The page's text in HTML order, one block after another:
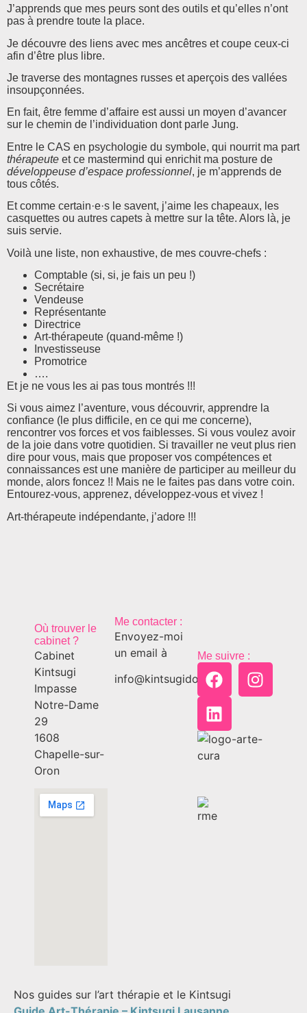
J’apprends que mes peurs sont des outils et qu’elles n’ont
pas à prendre toute la place.
Je découvre des liens avec mes ancêtres et coupe ceux-ci
afin d’être plus libre.
Je traverse des montagnes russes et aperçois des vallées
insoupçonnées.
En fait, être femme d’affaire est aussi un moyen d’avancer
sur le chemin de l’individuation dont parle Jung.
Entre le CAS en psychologie du symbole, qui nourrit ma part
thérapeute et ce mastermind qui enrichit ma posture de
développeuse d’espace professionnel, je m’apprends de
tous côtés.
Et comme certain·e·s le savent, j’aime les chapeaux, les
casquettes ou autres capets à mettre sur la tête. Alors là, je
suis servie.
Voilà une liste, non exhaustive, de mes couvre-chefs :
Comptable (si, si, je fais un peu !)
Secrétaire
Vendeuse
Représentante
Directrice
Art-thérapeute (quand-même !)
Investisseuse
Promotrice
….
Et je ne vous les ai pas tous montrés !!!
Si vous aimez l’aventure, vous découvrir, apprendre la
confiance (le plus difficile, en ce qui me concerne),
rencontrer vos forces et vos faiblesses. Si vous voulez avoir
de la joie dans votre quotidien. Si travailler ne veut plus rien
dire pour vous, mais que proposer vos compétences et
connaissances est une manière de participer au meilleur du
monde, alors foncez !! Mais ne le faites pas dans votre coin.
Entourez-vous, apprenez, développez-vous et vivez !
Art-thérapeute indépendante, j’adore !!!
Où trouver le
cabinet ?
Cabinet
Kintsugi
Impasse
Notre-Dame
29
1608
Chapelle-sur-
Oron
Me contacter :
Envoyez-moi
un email à
info@kintsugido.ch
Me suivre :
Nos guides sur l’art thérapie et le Kintsugi